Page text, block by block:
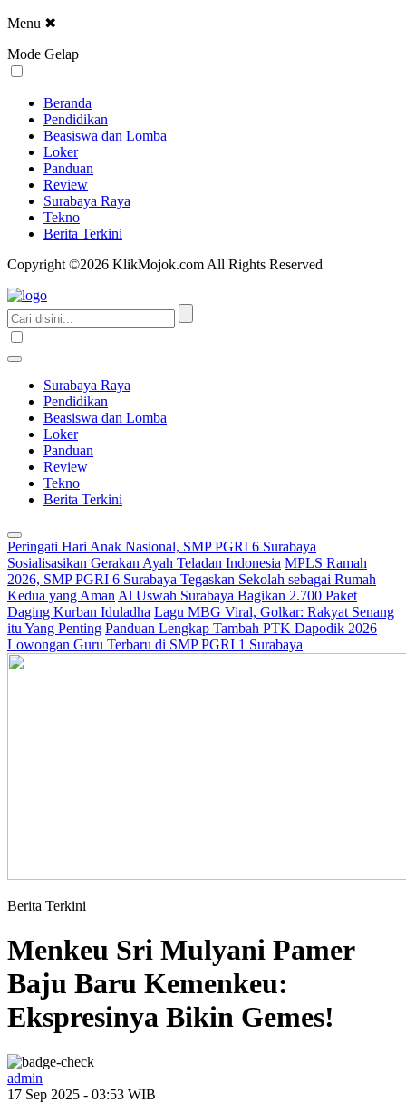
Menu ✖
Mode Gelap
Beranda
Pendidikan
Beasiswa dan Lomba
Loker
Panduan
Review
Surabaya Raya
Tekno
Berita Terkini
Copyright ©2026 KlikMojok.com All Rights Reserved
Surabaya Raya
Pendidikan
Beasiswa dan Lomba
Loker
Panduan
Review
Tekno
Berita Terkini
Peringati Hari Anak Nasional, SMP PGRI 6 Surabaya
Sosialisasikan Gerakan Ayah Teladan Indonesia MPLS Ramah
2026, SMP PGRI 6 Surabaya Tegaskan Sekolah sebagai Rumah
Kedua yang Aman Al Uswah Surabaya Bagikan 2.700 Paket
Daging Kurban Iduladha Lagu MBG Viral, Golkar: Rakyat Senang
itu Yang Penting Panduan Lengkap Tambah PTK Dapodik 2026
Lowongan Guru Terbaru di SMP PGRI 1 Surabaya
Berita Terkini
Menkeu Sri Mulyani Pamer
Baju Baru Kemenkeu:
Ekspresinya Bikin Gemes!
admin
17 Sep 2025 - 03:53 WIB